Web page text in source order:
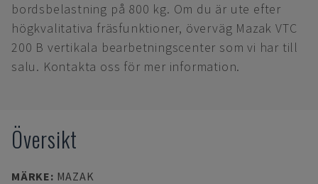
bordsbelastning på 800 kg. Om du är ute efter
högkvalitativa fräsfunktioner, överväg Mazak VTC
200 B vertikala bearbetningscenter som vi har till
salu. Kontakta oss för mer information.
Översikt
MÄRKE: MAZAK